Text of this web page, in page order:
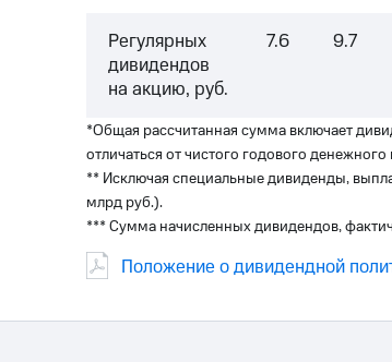
Регулярных
дивидендов
на акцию, руб.
7.6 9.7
*Общая рассчитанная сумма включает
отличаться от чистого годового
** Исключая специальные дивиденды,
млрд руб.).
*** Сумма начисленных дивидендов,
Положение о дивидендной